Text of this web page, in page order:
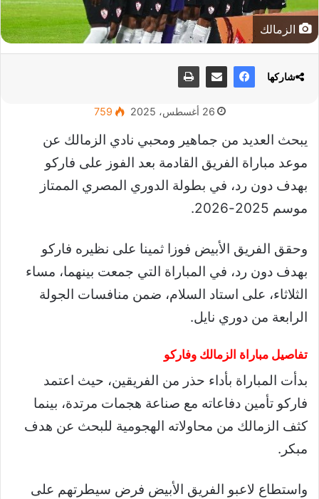
الزمالك
26 أغسطس، 2025 759
يبحث العديد من جماهير ومحبي نادي الزمالك عن
موعد مباراة الفريق القادمة بعد الفوز على فاركو
بهدف دون رد، في بطولة الدوري المصري الممتاز
موسم 2025-2026.
وحقق الفريق الأبيض فوزا ثمينا على نظيره فاركو
بهدف دون رد، في المباراة التي جمعت بينهما، مساء
الثلاثاء، على استاد السلام، ضمن منافسات الجولة
الرابعة من دوري نايل.
تفاصيل مباراة الزمالك وفاركو
بدأت المباراة بأداء حذر من الفريقين، حيث اعتمد
فاركو تأمين دفاعاته مع صناعة هجمات مرتدة، بينما
كثف الزمالك من محاولاته الهجومية للبحث عن هدف
مبكر.
واستطاع لاعبو الفريق الأبيض فرض سيطرتهم على
شاركها